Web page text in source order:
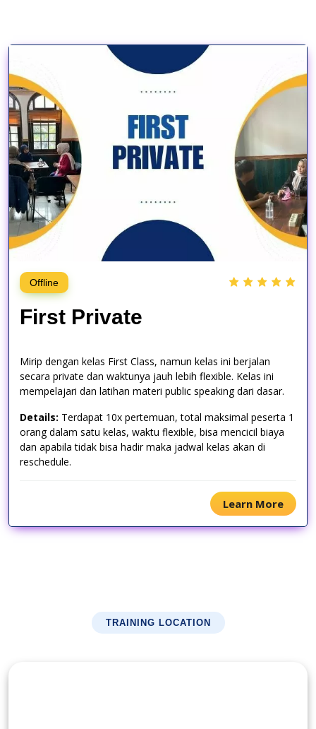
Offline
First Private
Mirip dengan kelas First Class, namun kelas ini berjalan
secara private dan waktunya jauh lebih flexible. Kelas ini
mempelajari dan latihan materi public speaking dari dasar.
Details: Terdapat 10x pertemuan, total maksimal peserta 1
orang dalam satu kelas, waktu flexible, bisa mencicil biaya
dan apabila tidak bisa hadir maka jadwal kelas akan di
reschedule.
Learn More
TRAINING LOCATION